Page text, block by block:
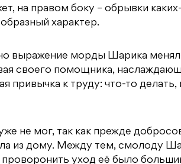
на правом боку – обрывки
характер.
но выражение морды Шарика
своего помощника,
к труду: что-то делать,
не мог, так как прежде
из дому. Между тем, смолоду
проворонить уход её было